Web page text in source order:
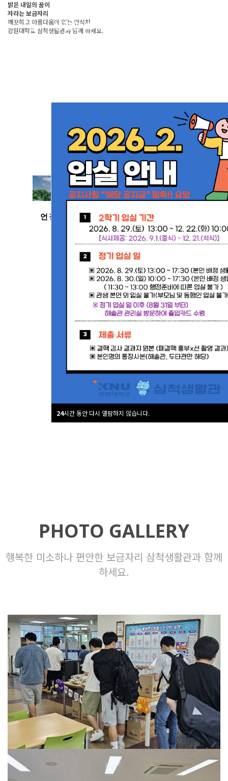
24시간 동안 다시 열람하지 않습니다.
생활관 소개
밝은 내일의 꿈이
자라는 보금자리
깨끗하고 아름다움이 있는 안식처
강원대학교 삼척생활관과 함께 하세요.
삼척생활관 시설물 현황
삼척생
활관
시설안
내
언장관 두타관
로 하나
있는 곳
PHOTO GALLERY
행복한 미소하나 편안한 보금자리 삼척생활관과 함께
하세요.
2024학년도 1학기
기말고사 간식 제공
2024학년도 1학기 기말고사 간식 제공
시험기간 지친 관생을 위해 생활관에서
간식을 제공 하였습니다. 언제: 6월12
일(수요일) 중식시간 어디서: 해솔관 식
당 무엇을: 간식 꾸러미(음료, 도넛, 아
몬드, 씨리얼바, 팝콘) 대상: 식사신청
한 관생
2024학년도 1학기
삼척생활관 외국인
관생 간담회 개최